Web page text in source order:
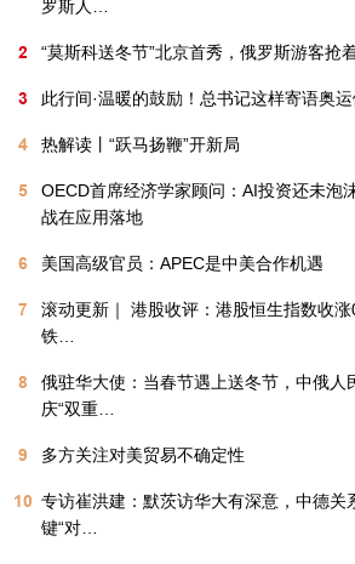
罗斯人…
2 “莫斯科送冬节”北京首秀，俄罗斯游客抢
3 此行间·温暖的鼓励！总书记这样寄语奥
4 热解读丨“跃马扬鞭”开新局
5
OECD首席经济学家顾问：AI投资还未泡
战在应用落地
6 美国高级官员：APEC是中美合作机遇
7
滚动更新｜ 港股收评：港股恒生指数收
铁…
8
俄驻华大使：当春节遇上送冬节，中俄人
庆“双重…
9 多方关注对美贸易不确定性
10 专访崔洪建：默茨访华大有深意，中德关
键“对…